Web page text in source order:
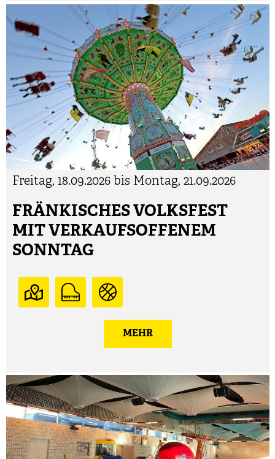
Freitag, 18.09.2026 bis Montag, 21.09.2026
FRÄNKISCHES VOLKSFEST
MIT VERKAUFSOFFENEM
SONNTAG
MEHR